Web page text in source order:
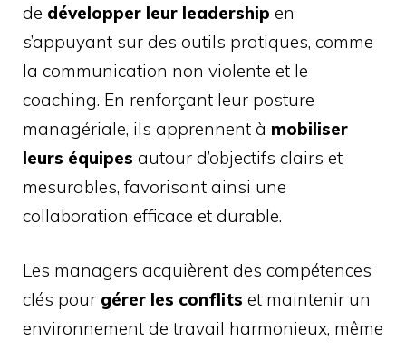
de développer leur leadership en
s’appuyant sur des outils pratiques, comme
la communication non violente et le
coaching. En renforçant leur posture
managériale, ils apprennent à mobiliser
leurs équipes autour d’objectifs clairs et
mesurables, favorisant ainsi une
collaboration efficace et durable.
Les managers acquièrent des compétences
clés pour gérer les conflits et maintenir un
environnement de travail harmonieux, même